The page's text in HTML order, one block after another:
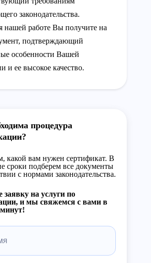
законодательства.
нашей работе Вы получите на
подтверждающий
особенности Вашей
и ее высокое качество.
процедура
какой вам нужен сертификат. В
сроки подберем все документы
с нормами законодательства.
заявку на услуги по
и мы свяжемся с вами в